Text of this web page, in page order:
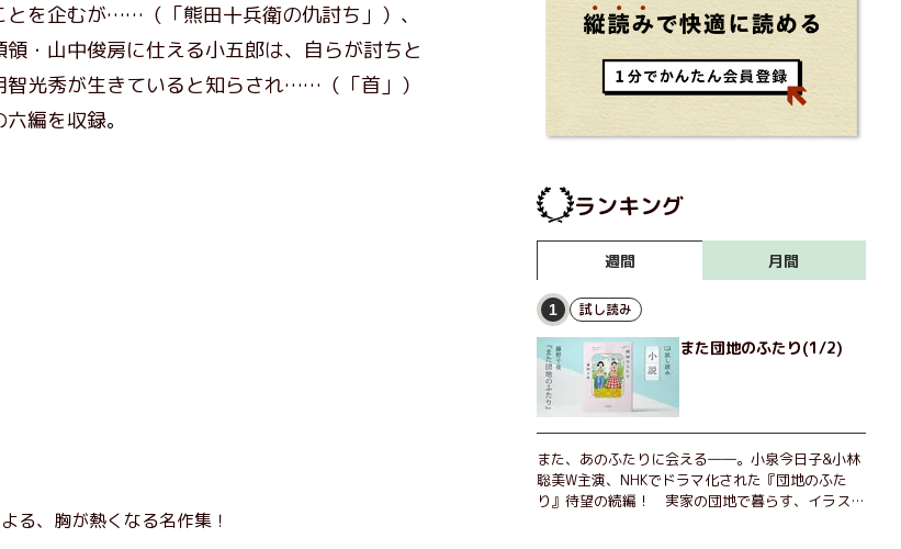
とを企むが……（「熊田十兵衛の仇討ち」）、
領・山中俊房に仕える小五郎は、自らが討ちと
智光秀が生きていると知らされ……（「首」）
編を収録。
る、胸が熱くなる名作集！
ランキング
週間 月間
1 試し読み
また団地のふたり(1/2)
また、あのふたりに会える――。小泉今日子&小林
聡美W主演、NHKでドラマ化された『団地のふた
り』待望の続編！ 実家の団地で暮らす、イラスト